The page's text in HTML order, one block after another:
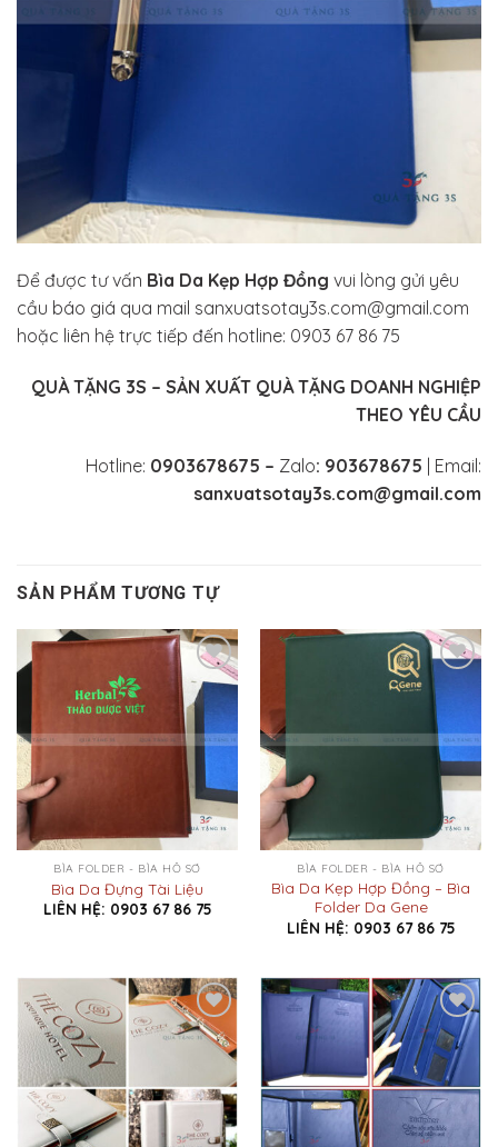
Để được tư vấn Bìa Da Kẹp Hợp Đồng vui lòng gửi yêu
cầu báo giá qua mail sanxuatsotay3s.com@gmail.com
hoặc liên hệ trực tiếp đến hotline: 0903 67 86 75
QUÀ TẶNG 3S – SẢN XUẤT QUÀ TẶNG DOANH NGHIỆP
THEO YÊU CẦU
Hotline: 0903678675 – Zalo: 903678675 | Email:
sanxuatsotay3s.com@gmail.com
SẢN PHẨM TƯƠNG TỰ
Add to
Wishlist
BÌA FOLDER - BÌA HỒ SƠ
Bìa Da Đựng Tài Liệu
LIÊN HỆ: 0903 67 86 75
Add to
Wishlist
BÌA FOLDER - BÌA HỒ SƠ
Bìa Da Kẹp Hợp Đồng – Bìa
Folder Da Gene
LIÊN HỆ: 0903 67 86 75
Add to
Wishlist
Add to
Wishlist